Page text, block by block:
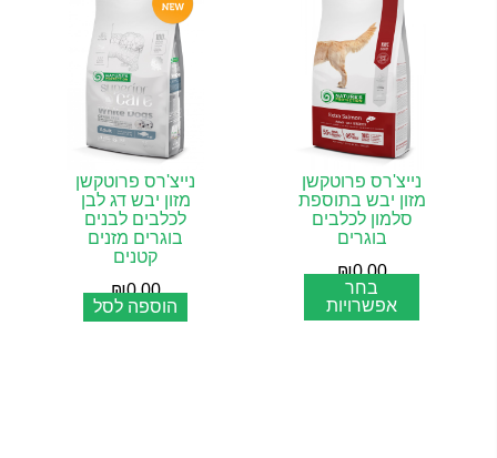
נייצ'רס פרוטקשן
מזון יבש בתוספת
סלמון לכלבים
בוגרים
₪0.00
בחר
אפשרויות
נייצ'רס פרוטקשן
מזון יבש דג לבן
לכלבים לבנים
בוגרים מזנים
קטנים
₪0.00
הוספה לסל